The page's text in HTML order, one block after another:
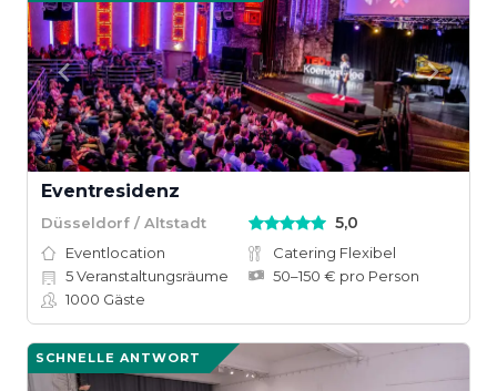
Eventresidenz
Düsseldorf / Altstadt 5,0
Eventlocation
Catering Flexibel
5Veranstaltungsräume
50–150 € pro Person
1000 Gäste
SCHNELLE ANTWORT